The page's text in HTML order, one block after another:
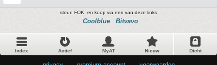
steun FOK! en koop via een van deze links
Coolblue Bitvavo
Index Actief MyAT Nieuw Dicht